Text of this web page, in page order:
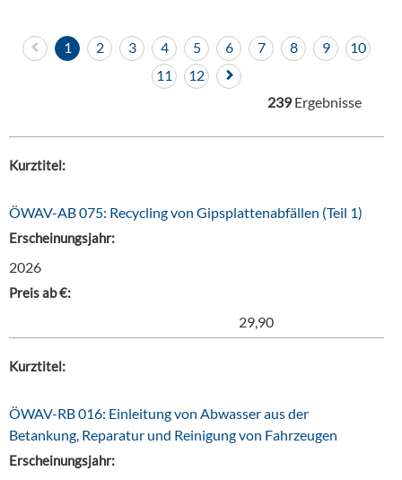
1 2 3 4 5 6 7 8 9
10
11
12
239Ergebnisse
Kurztitel:
ÖWAV-AB 075: Recycling von Gipsplattenabfällen (Teil 1)
Erscheinungsjahr:
2026
Preis ab €:
29,90
Kurztitel:
ÖWAV-RB 016: Einleitung von Abwasser aus der
Betankung, Reparatur und Reinigung von Fahrzeugen
Erscheinungsjahr: